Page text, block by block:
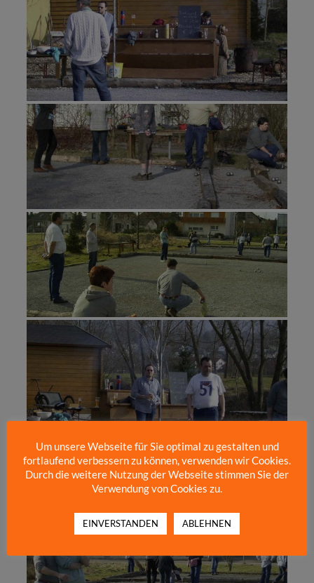
Um unsere Webseite für Sie optimal zu gestalten und
fortlaufend verbessern zu können, verwenden wir Cookies.
Durch die weitere Nutzung der Webseite stimmen Sie der
Verwendung von Cookies zu.
EINVERSTANDEN ABLEHNEN